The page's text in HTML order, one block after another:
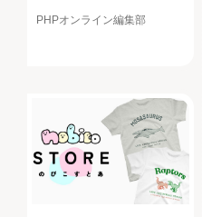
PHPオンライン編集部